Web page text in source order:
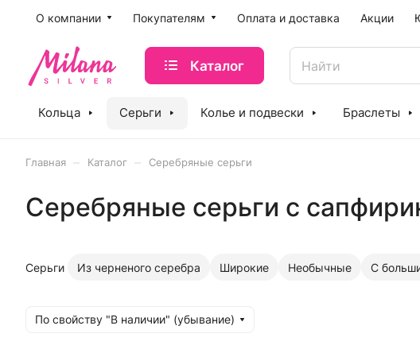
O компании Покупателям Оплата и доставка Акции
Каталог
Кольца Серьги Колье и подвески Браслеты
Главная Каталог Серебряные серьги
Серебряные серьги с
Серьги Из черненого серебра Широкие Необычные С
По свойству "В наличии" (убывание)